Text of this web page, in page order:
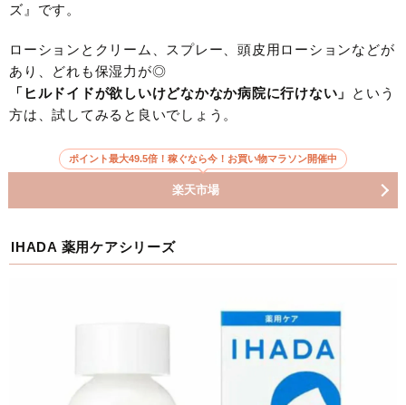
ズ』です。
ローションとクリーム、スプレー、頭皮用ローションなどが
あり、どれも保湿力が◎
「ヒルドイドが欲しいけどなかなか病院に行けない」
という
方は、試してみると良いでしょう。
ポイント最大49.5倍！稼ぐなら今！お買い物マラソン開催中
楽天市場
IHADA 薬用ケアシリーズ